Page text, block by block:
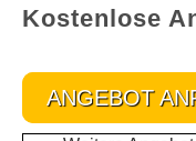
Kostenlose
ANGEBOT